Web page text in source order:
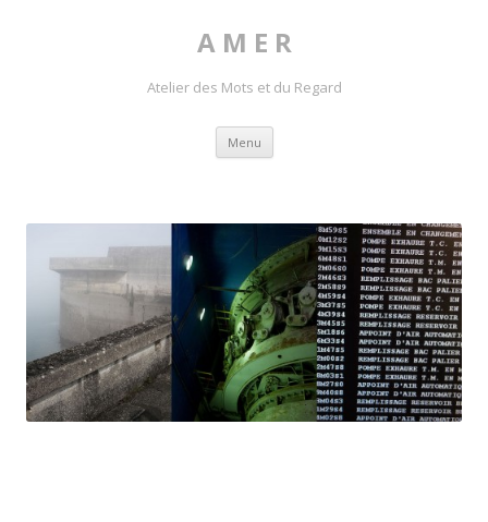
A M E R
Atelier des Mots et du Regard
Menu Skip to content